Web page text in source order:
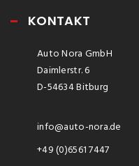
KONTAKT
Auto Nora GmbH
Daimlerstr. 6
D-54634 Bitburg
info@auto-nora.de
+49 (0)6561 7447